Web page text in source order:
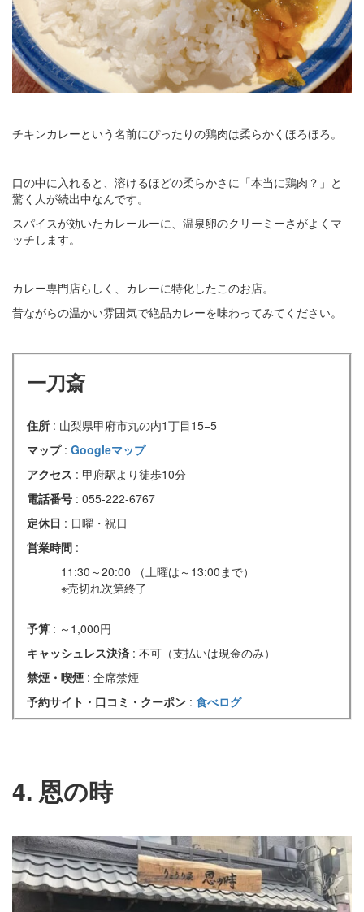
チキンカレーという名前にぴったりの鶏肉は柔らかくほろほろ。
口の中に入れると、溶けるほどの柔らかさに「本当に鶏肉？」と
驚く人が続出中なんです。
スパイスが効いたカレールーに、温泉卵のクリーミーさがよくマ
ッチします。
カレー専門店らしく、カレーに特化したこのお店。
昔ながらの温かい雰囲気で絶品カレーを味わってみてください。
一刀斎
住所 : 山梨県甲府市丸の内1丁目15−5
マップ : Googleマップ
アクセス : 甲府駅より徒歩10分
電話番号 : 055-222-6767
定休日 : 日曜・祝日
営業時間 :
11:30～20:00 （土曜は～13:00まで）
※売切れ次第終了
予算 : ～1,000円
キャッシュレス決済 : 不可（支払いは現金のみ）
禁煙・喫煙 : 全席禁煙
予約サイト・口コミ・クーポン : 食べログ
4. 恩の時